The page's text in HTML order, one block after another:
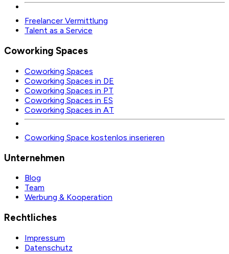
Freelancer Vermittlung
Talent as a Service
Coworking Spaces
Coworking Spaces
Coworking Spaces in DE
Coworking Spaces in PT
Coworking Spaces in ES
Coworking Spaces in AT
Coworking Space kostenlos inserieren
Unternehmen
Blog
Team
Werbung & Kooperation
Rechtliches
Impressum
Datenschutz